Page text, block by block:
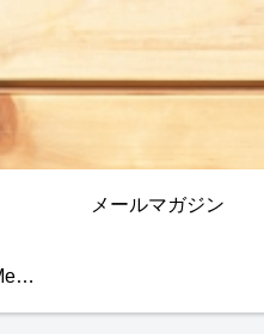
メールマガジン
Hide Ads for Premium Members